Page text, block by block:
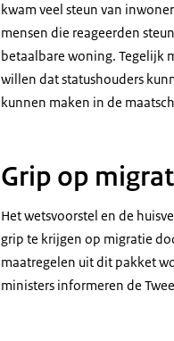
kwam veel steun van
mensen die reageerden
betaalbare woning. Tegelijk
willen dat statushouders
kunnen maken in de
Grip op
Het wetsvoorstel en de
grip te krijgen op migratie
maatregelen uit dit pakket
ministers informeren de